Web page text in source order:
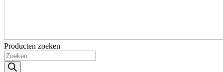
Producten zoeken